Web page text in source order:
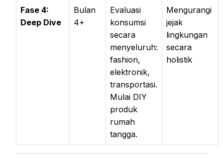
Fase 4:
Deep Dive
Bulan
4+
Evaluasi
konsumsi
secara
menyeluruh:
fashion,
elektronik,
transportasi.
Mulai DIY
produk
rumah
tangga.
Mengurangi
jejak
lingkungan
secara
holistik